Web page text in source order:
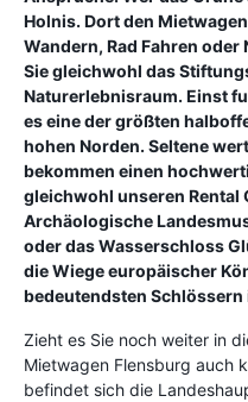
Holnis. Dort den
Wandern, Rad Fahren
Sie gleichwohl das
Naturerlebnisraum. Einst
es eine der größten
hohen Norden. Seltene
bekommen einen
gleichwohl unseren Rental
Archäologische
oder das Wasserschloss
die Wiege europäischer
bedeutendsten Schlössern
Zieht es Sie noch weiter in
Mietwagen Flensburg auch
befindet sich die